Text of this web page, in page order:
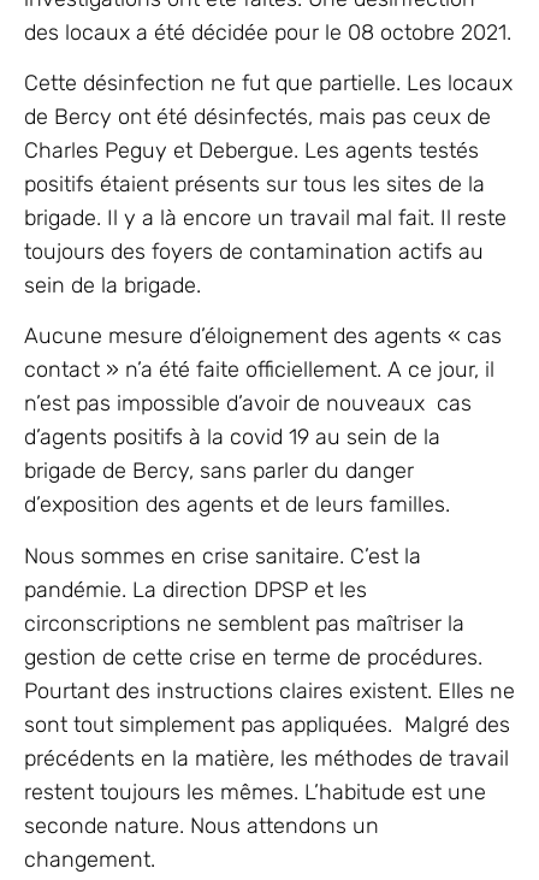
des locaux a été décidée pour le 08 octobre 2021.
Cette désinfection ne fut que partielle. Les locaux
de Bercy ont été désinfectés, mais pas ceux de
Charles Peguy et Debergue. Les agents testés
positifs étaient présents sur tous les sites de la
brigade. Il y a là encore un travail mal fait. Il reste
toujours des foyers de contamination actifs au
sein de la brigade.
Aucune mesure d’éloignement des agents « cas
contact » n’a été faite officiellement. A ce jour, il
n’est pas impossible d’avoir de nouveaux cas
d’agents positifs à la covid 19 au sein de la
brigade de Bercy, sans parler du danger
d’exposition des agents et de leurs familles.
Nous sommes en crise sanitaire. C’est la
pandémie. La direction DPSP et les
circonscriptions ne semblent pas maîtriser la
gestion de cette crise en terme de procédures.
Pourtant des instructions claires existent. Elles ne
sont tout simplement pas appliquées. Malgré des
précédents en la matière, les méthodes de travail
restent toujours les mêmes. L’habitude est une
seconde nature. Nous attendons un
changement.